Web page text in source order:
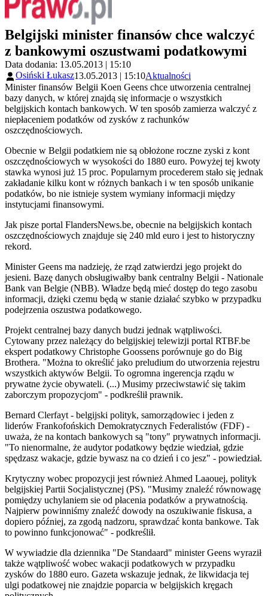
Belgijski minister finansów chce walczyć
z bankowymi oszustwami podatkowymi
Data dodania: 13.05.2013 | 15:10
Osiński Łukasz13.05.2013 | 15:10Aktualności
Minister finansów Belgii Koen Geens chce utworzenia centralnej
bazy danych, w której znajdą się informacje o wszystkich
belgijskich kontach bankowych. W ten sposób zamierza walczyć z
niepłaceniem podatków od zysków z rachunków
oszczędnościowych.
Obecnie w Belgii podatkiem nie są obłożone roczne zyski z kont
oszczędnościowych w wysokości do 1880 euro. Powyżej tej kwoty
stawka wynosi już 15 proc. Popularnym procederem stało się jednak
zakładanie kilku kont w różnych bankach i w ten sposób unikanie
podatków, bo nie istnieje system wymiany informacji między
instytucjami finansowymi.
Jak pisze portal FlandersNews.be, obecnie na belgijskich kontach
oszczędnościowych znajduje się 240 mld euro i jest to historyczny
rekord.
Minister Geens ma nadzieję, że rząd zatwierdzi jego projekt do
jesieni. Bazę danych obsługiwałby bank centralny Belgii - Nationale
Bank van Belgie (NBB). Władze będą mieć dostęp do tego zasobu
informacji, dzięki czemu będą w stanie działać szybko w przypadku
podejrzenia oszustwa podatkowego.
Projekt centralnej bazy danych budzi jednak wątpliwości.
Cytowany przez należący do belgijskiej telewizji portal RTBF.be
ekspert podatkowy Christophe Goossens porównuje go do Big
Brothera. "Można to określić jako preludium do utworzenia rejestru
wszystkich aktywów Belgii. To ogromna ingerencja rządu w
prywatne życie obywateli. (...) Musimy przeciwstawić się takim
zaborczym propozycjom" - podkreślił prawnik.
Bernard Clerfayt - belgijski polityk, samorządowiec i jeden z
liderów Frankofońskich Demokratycznych Federalistów (FDF) -
uważa, że na kontach bankowych są "tony" prywatnych informacji.
"To nienormalne, że audytor podatkowy będzie wiedział, gdzie
spędzasz wakacje, gdzie bywasz na co dzień i co jesz" - powiedział.
Krytyczny wobec propozycji jest również Ahmed Laaouej, polityk
belgijskiej Partii Socjalistycznej (PS). "Musimy znaleźć równowagę
pomiędzy uchylaniem sie od płacenia podatków a prywatnością.
Najpierw powinniśmy znaleźć dowody na oszukiwanie fiskusa, a
dopiero później, za zgodą nadzoru, sprawdzać konta bankowe. Tak
to powinno funkcjonować" - podkreślił.
W wywiadzie dla dziennika "De Standaard" minister Geens wyraził
także wątpliwość wobec wakacji podatkowych w przypadku
zysków do 1880 euro. Gazeta wskazuje jednak, że likwidacja tej
ulgi podatkowej nie znajdzie poparcia w belgijskich kręgach